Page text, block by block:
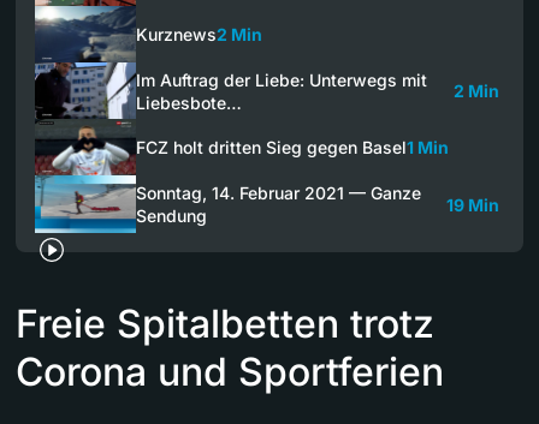
Kurznews2 Min
Im Auftrag der Liebe: Unterwegs mit
Liebesbote…
2 Min
FCZ holt dritten Sieg gegen Basel1 Min
Sonntag, 14. Februar 2021 — Ganze
Sendung
19 Min
Freie Spitalbetten trotz
Corona und Sportferien